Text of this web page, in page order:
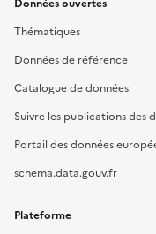
Thématiques
Données de référence
Catalogue de données
Suivre les publications des
Portail des données
schema.data.gouv.fr
Plateforme